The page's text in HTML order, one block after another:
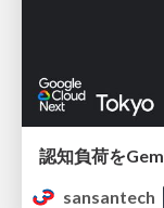
sansantech